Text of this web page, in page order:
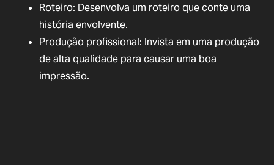
Roteiro: Desenvolva um roteiro que conte uma
história envolvente.
Produção profissional: Invista em uma produção
de alta qualidade para causar uma boa
impressão.